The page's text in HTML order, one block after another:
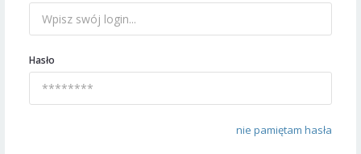
Hasło
nie pamiętam hasła